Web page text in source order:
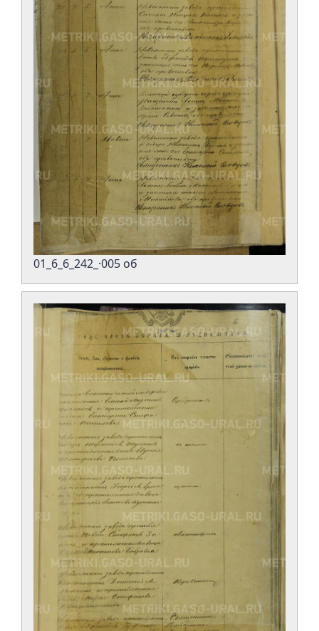
01_6_6_242_·005 об